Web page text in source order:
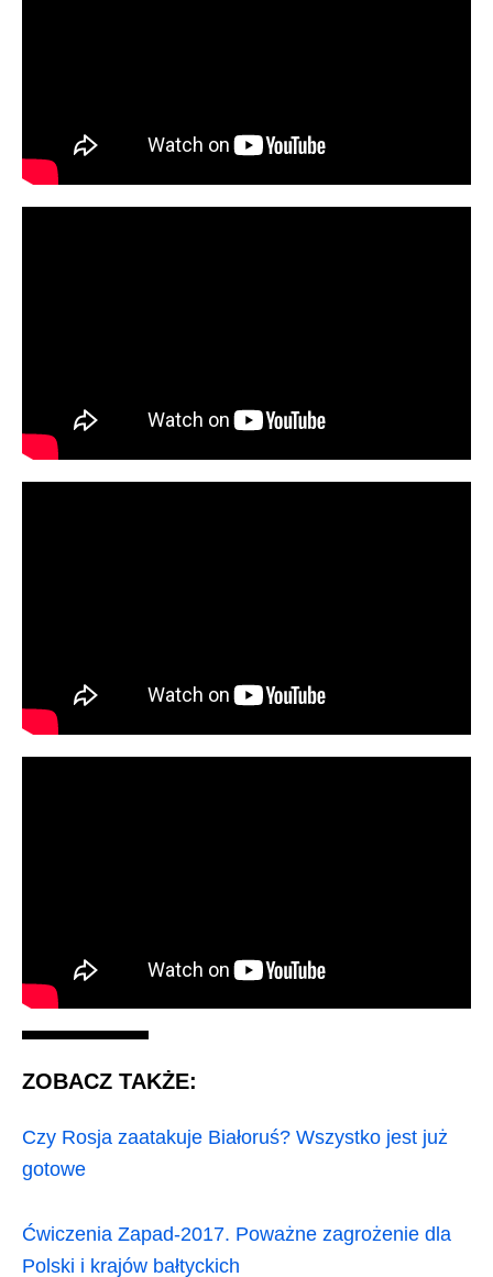
ZOBACZ TAKŻE:
Czy Rosja zaatakuje Białoruś? Wszystko jest już
gotowe
Ćwiczenia Zapad-2017. Poważne zagrożenie dla
Polski i krajów bałtyckich